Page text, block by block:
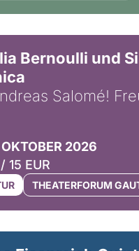
Bernoulli und
Salomé!
OKTOBER 2026
15 EUR
THEATERFORUM